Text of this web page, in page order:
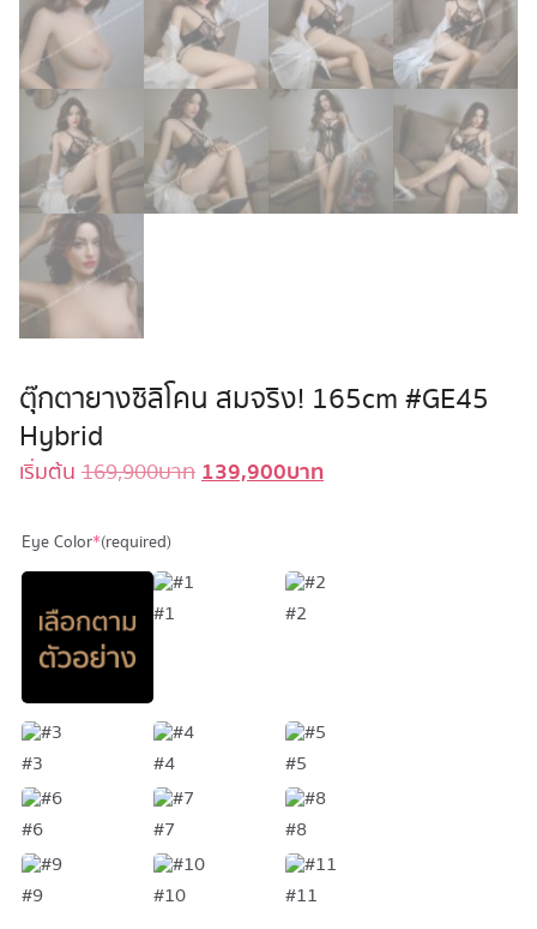
ตุ๊กตายางซิลิโคน สมจริง! 165cm #GE45
Hybrid
เริ่มต้น 169,900บาท Original
169,900 บาท.
139,900บาทCurrent
139,900 บาท.
Eye Color*(required)
#1 #2
#3 #4 #5
#6 #7 #8
#9 #10 #11